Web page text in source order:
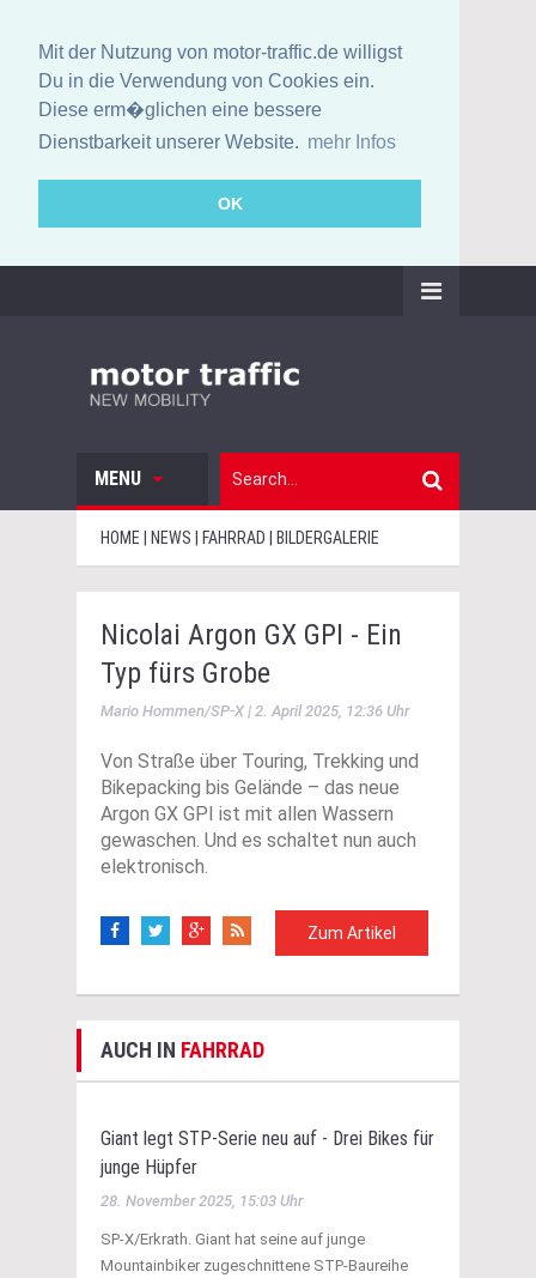
Mit der Nutzung von motor-traffic.de willigst
Du in die Verwendung von Cookies ein.
Diese erm�glichen eine bessere
Dienstbarkeit unserer Website. mehr Infos
OK
MENU
HOME | NEWS | FAHRRAD | BILDERGALERIE
Nicolai Argon GX GPI - Ein
Typ fürs Grobe
Mario Hommen/SP-X | 2. April 2025, 12:36 Uhr
Von Straße über Touring, Trekking und
Bikepacking bis Gelände – das neue
Argon GX GPI ist mit allen Wassern
gewaschen. Und es schaltet nun auch
elektronisch.
Zum Artikel
AUCH IN FAHRRAD
Giant legt STP-Serie neu auf - Drei Bikes für
junge Hüpfer
28. November 2025, 15:03 Uhr
SP-X/Erkrath. Giant hat seine auf junge
Mountainbiker zugeschnittene STP-Baureihe